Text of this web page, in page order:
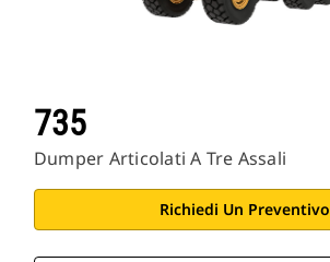
735
Dumper Articolati A Tre Assali
Richiedi Un Preventivo